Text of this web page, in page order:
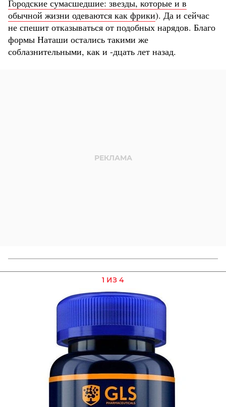
Городские сумасшедшие: звезды, которые и в
обычной жизни одеваются как фрики). Да и сейчас
не спешит отказываться от подобных нарядов. Благо
формы Наташи остались такими же
соблазнительными, как и -дцать лет назад.
1 ИЗ 4